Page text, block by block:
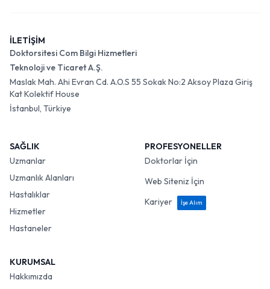
İLETİŞİM
Doktorsitesi Com Bilgi Hizmetleri
Teknoloji ve Ticaret A.Ş.
Maslak Mah. Ahi Evran Cd. A.O.S 55 Sokak No:2 Aksoy Plaza Giriş
Kat Kolektif House
İstanbul, Türkiye
SAĞLIK
Uzmanlar
Uzmanlık Alanları
Hastalıklar
Hizmetler
Hastaneler
PROFESYONELLER
Doktorlar İçin
Web Siteniz İçin
Kariyer
İşe Alım
KURUMSAL
Hakkımızda